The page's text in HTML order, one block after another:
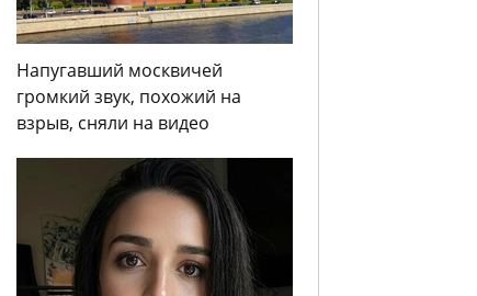
Напугавший москвичей
громкий звук, похожий на
взрыв, сняли на видео